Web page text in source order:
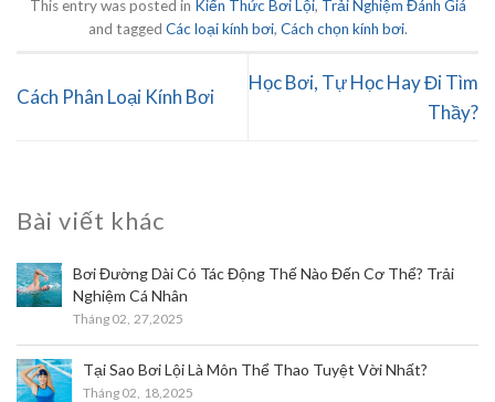
This entry was posted in Kiến Thức Bơi Lội, Trải Nghiệm Đánh Giá
and tagged Các loại kính bơi, Cách chọn kính bơi.
Cách Phân Loại Kính Bơi
Học Bơi, Tự Học Hay Đi Tìm
Thầy?
Bài viết khác
Bơi Đường Dài Có Tác Động Thế Nào Đến Cơ Thể? Trải
Nghiệm Cá Nhân
Tháng 02, 27,2025
Tại Sao Bơi Lội Là Môn Thể Thao Tuyệt Vời Nhất?
Tháng 02, 18,2025